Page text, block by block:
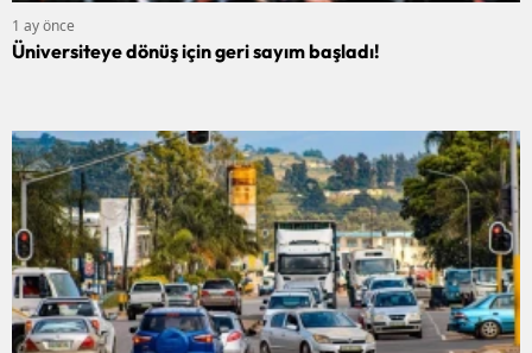
1 ay önce
Üniversiteye dönüş için geri sayım başladı!